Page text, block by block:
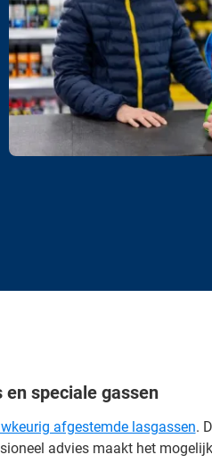
speciale gassen
afgestemde lasgassen.
advies maakt het